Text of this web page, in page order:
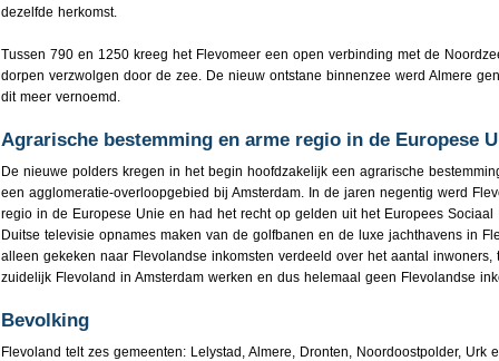
dezelfde herkomst.
Tussen 790 en 1250 kreeg het Flevomeer een open verbinding met de
dorpen verzwolgen door de zee. De nieuw ontstane binnenzee werd Almere
dit meer vernoemd.
Agrarische bestemming en arme regio in de Europese
De nieuwe polders kregen in het begin hoofdzakelijk een agrarische
een agglomeratie-overloopgebied bij Amsterdam. In de jaren negentig werd
regio in de Europese Unie en had het recht op gelden uit het Europees Sociaal
Duitse televisie opnames maken van de golfbanen en de luxe jachthavens in
alleen gekeken naar Flevolandse inkomsten verdeeld over het aantal
zuidelijk Flevoland in Amsterdam werken en dus helemaal geen Flevolandse
Bevolking
Flevoland telt zes gemeenten: Lelystad, Almere, Dronten, Noordoostpolder, Urk